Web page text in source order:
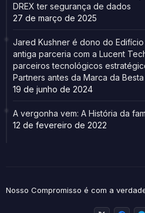
DREX ter segurança de dados
27 de março de 2025
Jared Kushner é dono do
antiga parceria com a Lucent
parceiros tecnológicos
Partners antes da Marca da
19 de junho de 2024
A vergonha vem: A História da
12 de fevereiro de 2022